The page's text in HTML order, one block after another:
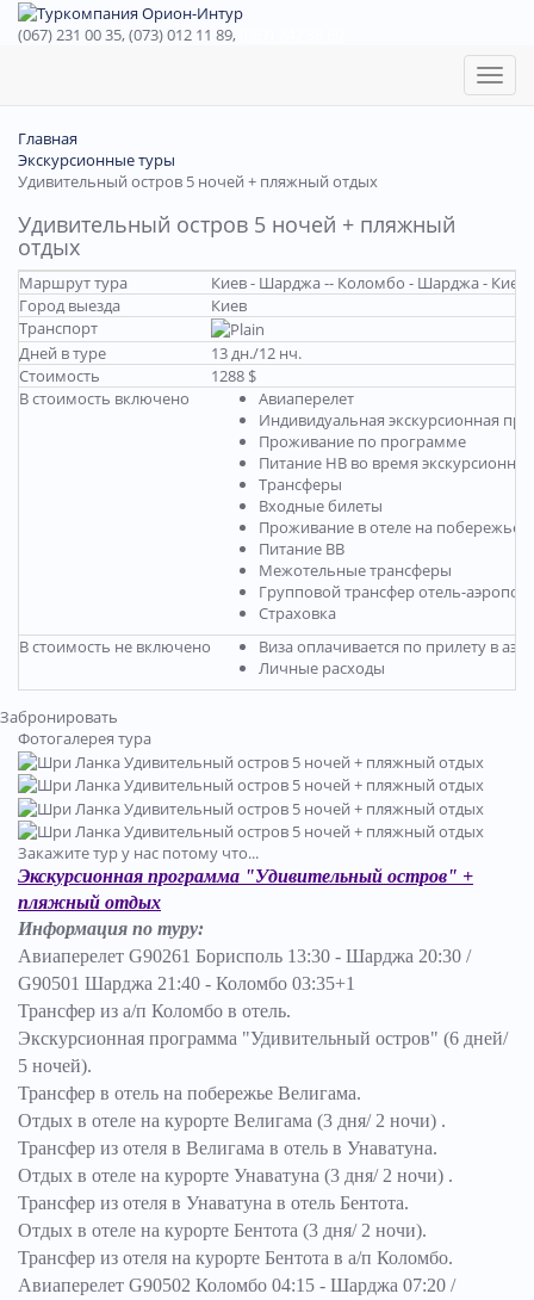
(067) 231 00 35, (073) 012 11 89,
Toggle
Главная
Экскурсионные туры
Удивительный остров 5 ночей + пляжный отдых
Удивительный остров 5 ночей + пляжный
отдых
Маршрут тура
Киев - Шарджа -- Коломбо - Шарджа - Киев
Город выезда
Киев
Транспорт
Дней в туре
13 дн./12 нч.
Стоимость
1288 $
В стоимость включено
Авиаперелет
Индивидуальная экскурсионная
Проживание по программе
Питание НВ во время
Трансферы
Входные билеты
Проживание в отеле на побережье
Питание BB
Межотельные трансферы
Групповой трансфер отель-
Страховка
В стоимость не включено
Виза оплачивается по прилету в
Личные расходы
Забронировать
Фотогалерея тура
Закажите тур у нас потому что...
Экскурсионная программа "Удивительный остров" +
пляжный отдых
Информация по туру:
Авиаперелет G90261 Борисполь 13:30 - Шарджа 20:30 /
G90501 Шарджа 21:40 - Коломбо 03:35+1
Трансфер из а/п Коломбо в отель.
Экскурсионная программа "Удивительный остров" (6 дней/
5 ночей).
Трансфер в отель на побережье Велигама.
Отдых в отеле на курорте Велигама (3 дня/ 2 ночи) .
Трансфер из отеля в Велигама в отель в Унаватуна.
Отдых в отеле на курорте Унаватуна (3 дня/ 2 ночи) .
Трансфер из отеля в Унаватуна в отель Бентота.
Отдых в отеле на курорте Бентота (3 дня/ 2 ночи).
Трансфер из отеля на курорте Бентота в а/п Коломбо.
Авиаперелет G90502 Коломбо 04:15 - Шарджа 07:20 /